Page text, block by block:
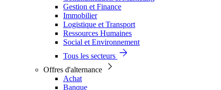
Gestion et Finance
Immobilier
Logistique et Transport
Ressources Humaines
Social et Environnement
Tous les secteurs
Offres d'alternance
Achat
Banque